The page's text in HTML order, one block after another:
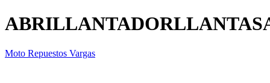
Moto Repuestos Vargas